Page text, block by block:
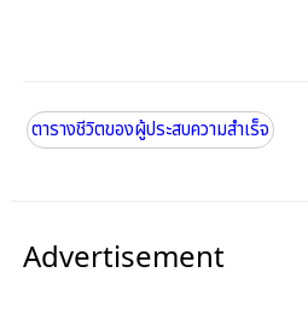
ตารางชีวิตของผู้ประสบความสำเร็จ
Advertisement